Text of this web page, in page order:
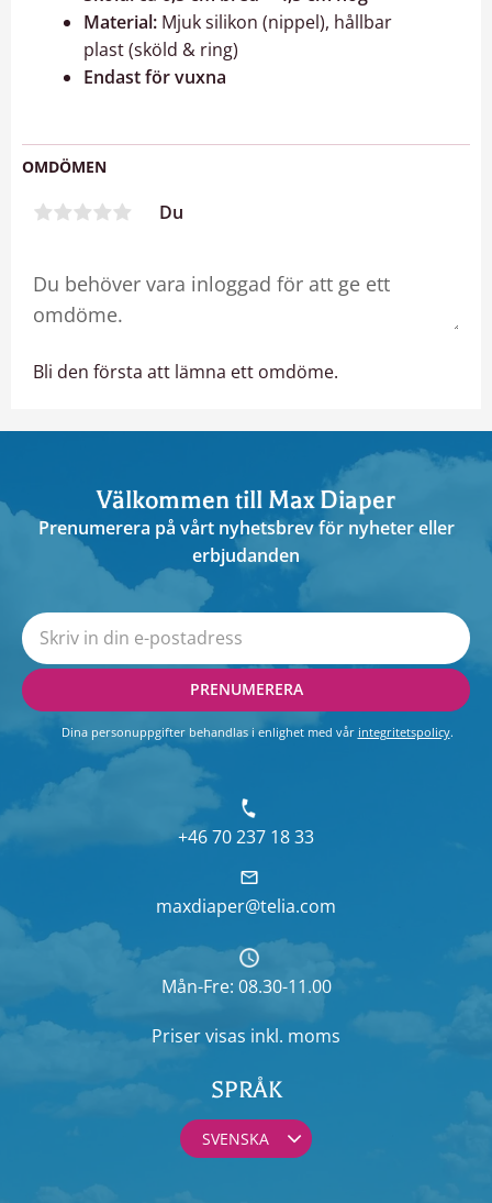
Material: Mjuk silikon (nippel), hållbar
plast (sköld & ring)
Endast för vuxna
OMDÖMEN
Du
Bli den första att lämna ett omdöme.
Välkommen till Max Diaper
Prenumerera på vårt nyhetsbrev för nyheter eller
erbjudanden
PRENUMERERA
Dina personuppgifter behandlas i enlighet med vår integritetspolicy.
+46 70 237 18 33
maxdiaper@telia.com
Mån-Fre: 08.30-11.00
Priser visas inkl. moms
SPRÅK